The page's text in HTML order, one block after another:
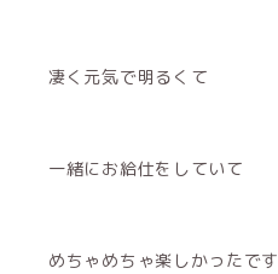
凄く元気で明るくて
一緒にお給仕をしていて
めちゃめちゃ楽しかったです